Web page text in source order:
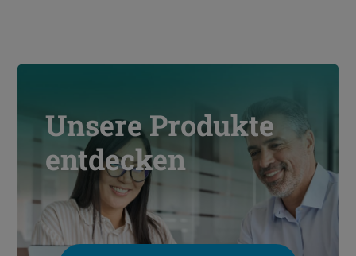
Unsere Produkte
entdecken